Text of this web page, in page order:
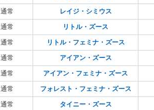
通常 レイジ・シミウス
通常 リトル・ズース
通常 リトル・フェミナ・ズース
通常 アイアン・ズース
通常 アイアン・フェミナ・ズース
通常 フォレスト・フェミナ・ズース
通常 タイニー・ズース